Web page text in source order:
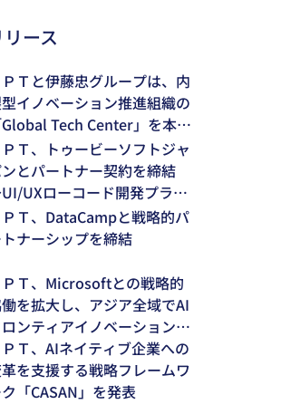
ース
ＰＴと伊藤忠グループは、内
イノベーション推進組織の
Global Tech Center」を本格
ＰＴ、トゥービーソフトジャ
とパートナー契約を締結
UXローコード開発プラッ
フォーム「NEXACRO」の技
援体制を強化～
ＰＴ、DataCampと戦略的パ
ナーシップを締結
ＰＴ、Microsoftとの戦略的
を拡大し、アジア全域でAI
ンティアイノベーションを
ＰＴ、AIネイティブ企業への
を支援する戦略フレームワ
「CASAN」を発表